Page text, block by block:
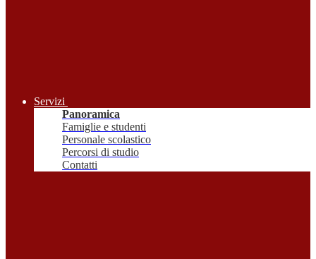
Servizi
Panoramica
Famiglie e studenti
Personale scolastico
Percorsi di studio
Contatti